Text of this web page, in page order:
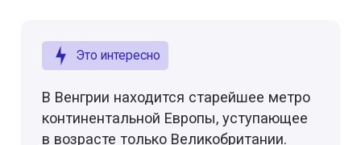
Это интересно
В Венгрии находится старейшее метро
континентальной Европы, уступающее
в возрасте только Великобритании.